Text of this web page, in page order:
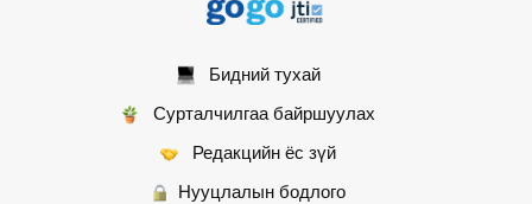
Бидний тухай
Сурталчилгаа байршуулах
Редакцийн ёс зүй
Нууцлалын бодлого